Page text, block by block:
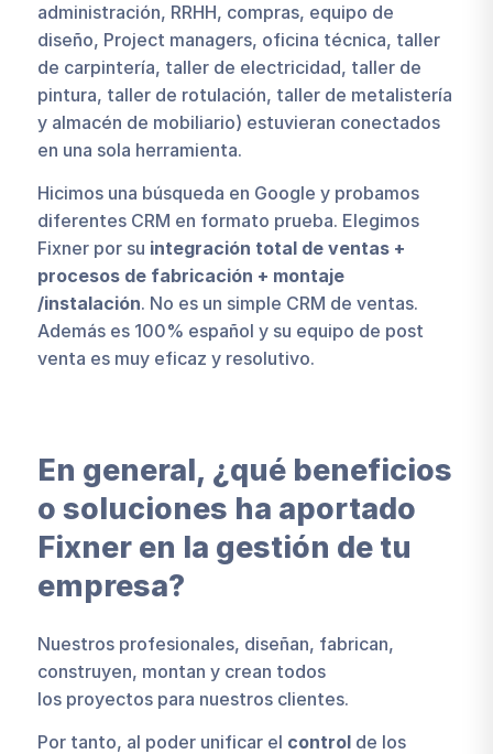
administración, RRHH, compras, equipo de
diseño, Project managers, oficina técnica, taller
de carpintería, taller de electricidad, taller de
pintura, taller de rotulación, taller de metalistería
y almacén de mobiliario) estuvieran conectados
en una sola herramienta.
Hicimos una búsqueda en Google y probamos
diferentes CRM en formato prueba. Elegimos
Fixner por su integración total de ventas +
procesos de fabricación + montaje
/instalación. No es un simple CRM de ventas.
Además es 100% español y su equipo de post
venta es muy eficaz y resolutivo.
En general, ¿qué beneficios
o soluciones ha aportado
Fixner en la gestión de tu
empresa?
Nuestros profesionales, diseñan, fabrican,
construyen, montan y crean todos
los proyectos para nuestros clientes.
Por tanto, al poder unificar el controlde los